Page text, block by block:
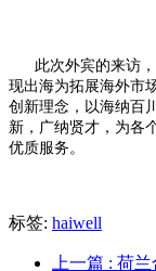
此次外宾的来访，
现出海为拓展海外市
创新理念，以海纳百
新，广纳贤才，为各
优质服务。
标签: haiwell
上一篇 : 荷